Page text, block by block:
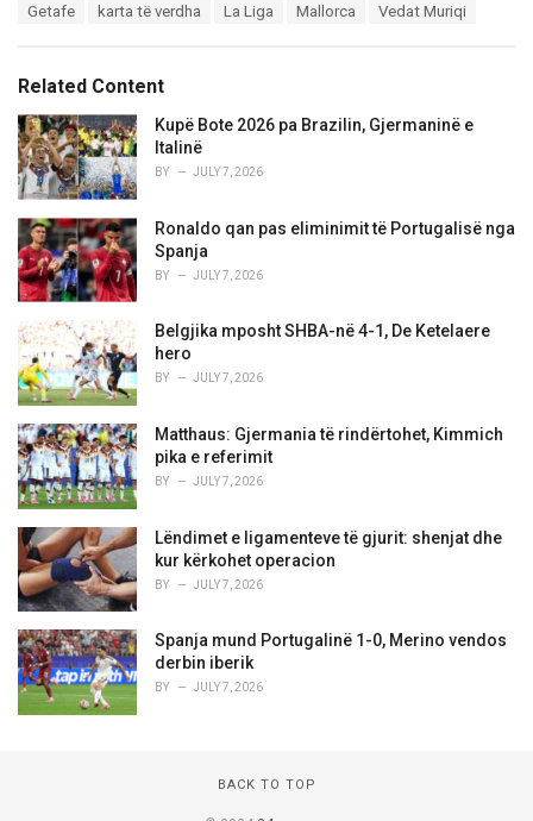
o
r
i
e
s
:
:
Getafe karta të verdha La Liga Mallorca Vedat Muriqi
Related Content
Kupë Bote 2026 pa Brazilin, Gjermaninë e
Italinë
BY JULY 7, 2026
Ronaldo qan pas eliminimit të Portugalisë nga
Spanja
BY JULY 7, 2026
Belgjika mposht SHBA-në 4-1, De Ketelaere
hero
BY JULY 7, 2026
Matthaus: Gjermania të rindërtohet, Kimmich
pika e referimit
BY JULY 7, 2026
Lëndimet e ligamenteve të gjurit: shenjat dhe
kur kërkohet operacion
BY JULY 7, 2026
Spanja mund Portugalinë 1-0, Merino vendos
derbin iberik
BY JULY 7, 2026
BACK TO TOP